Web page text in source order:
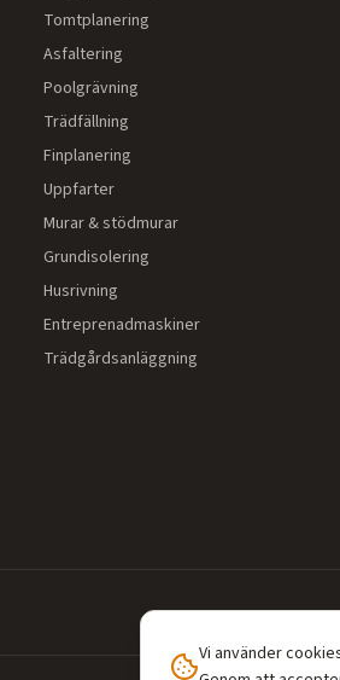
Tomtplanering
Asfaltering
Poolgrävning
Trädfällning
Finplanering
Uppfarter
Murar & stödmurar
Grundisolering
Husrivning
Entreprenadmaskiner
Trädgårdsanläggning
Vi använder